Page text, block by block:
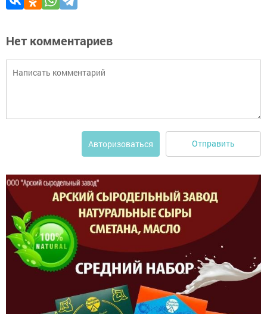
Нет комментариев
Авторизоваться Отправить